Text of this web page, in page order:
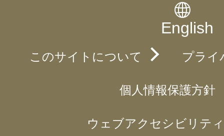
English
このサイトについて プライ
個人情報保護方針
ウェブアクセシビリテ